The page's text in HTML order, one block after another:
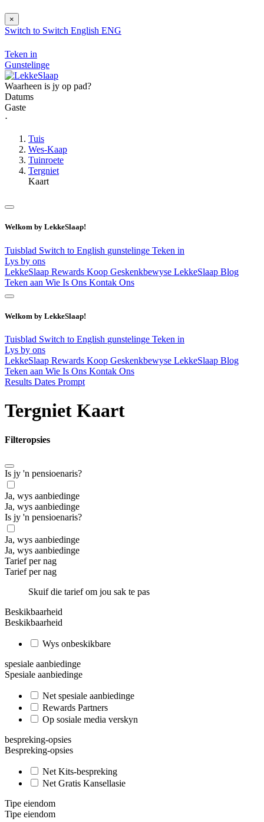
×
Switch to Switch English ENG
Teken in
Gunstelinge
Waarheen is jy op pad?
Datums
Gaste
⋅
Tuis
Wes-Kaap
Tuinroete
Tergniet
Kaart
Welkom by LekkeSlaap!
Tuisblad Switch to English gunstelinge Teken in
Lys by ons
LekkeSlaap Rewards Koop Geskenkbewyse LekkeSlaap Blog
Teken aan Wie Is Ons Kontak Ons
Welkom by LekkeSlaap!
Tuisblad Switch to English gunstelinge Teken in
Lys by ons
LekkeSlaap Rewards Koop Geskenkbewyse LekkeSlaap Blog
Teken aan Wie Is Ons Kontak Ons
Results Dates Prompt
Tergniet Kaart
Filteropsies
Is jy 'n pensioenaris?
Ja, wys aanbiedinge
Ja, wys aanbiedinge
Is jy 'n pensioenaris?
Ja, wys aanbiedinge
Ja, wys aanbiedinge
Tarief per nag
Tarief per nag
Skuif die tarief om jou sak te pas
Beskikbaarheid
Beskikbaarheid
Wys onbeskikbare
spesiale aanbiedinge
Spesiale aanbiedinge
Net spesiale aanbiedinge
Rewards Partners
Op sosiale media verskyn
bespreking-opsies
Bespreking-opsies
Net Kits-bespreking
Net Gratis Kansellasie
Tipe eiendom
Tipe eiendom